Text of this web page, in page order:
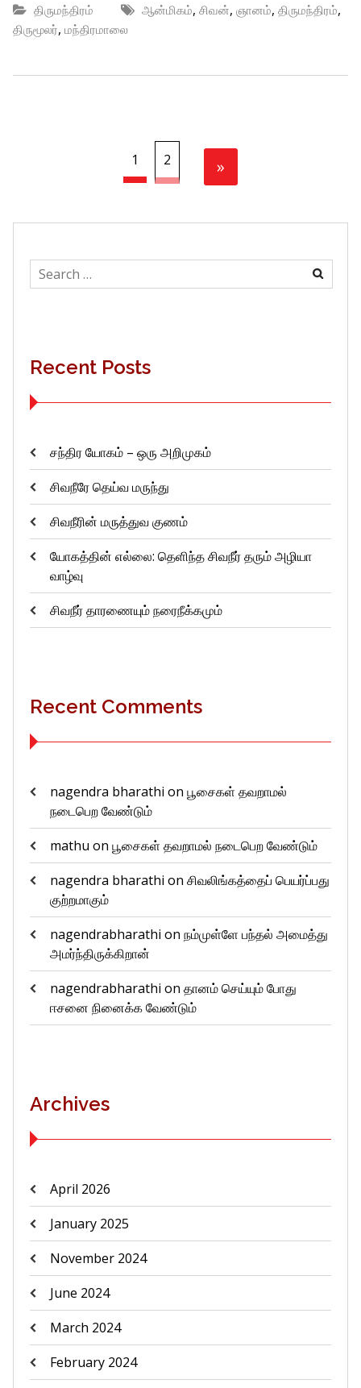
திருமந்திரம் ஆன்மிகம், சிவன், ஞானம், திருமந்திரம்,
திருமூலர், மந்திரமாலை
1 2 »
Search
for:
Recent Posts
சந்திர யோகம் – ஒரு அறிமுகம்
சிவநீரே தெய்வ மருந்து
சிவநீரின் மருத்துவ குணம்
யோகத்தின் எல்லை: தெளிந்த சிவநீர் தரும் அழியா
வாழ்வு
சிவநீர் தாரணையும் நரைநீக்கமும்
Recent Comments
nagendra bharathi on பூசைகள் தவறாமல்
நடைபெற வேண்டும்
mathu on பூசைகள் தவறாமல் நடைபெற வேண்டும்
nagendra bharathi on சிவலிங்கத்தைப் பெயர்ப்பது
குற்றமாகும்
nagendrabharathi on நம்முள்ளே பந்தல் அமைத்து
அமர்ந்திருக்கிறான்
nagendrabharathi on தானம் செய்யும் போது
ஈசனை நினைக்க வேண்டும்
Archives
April 2026
January 2025
November 2024
June 2024
March 2024
February 2024